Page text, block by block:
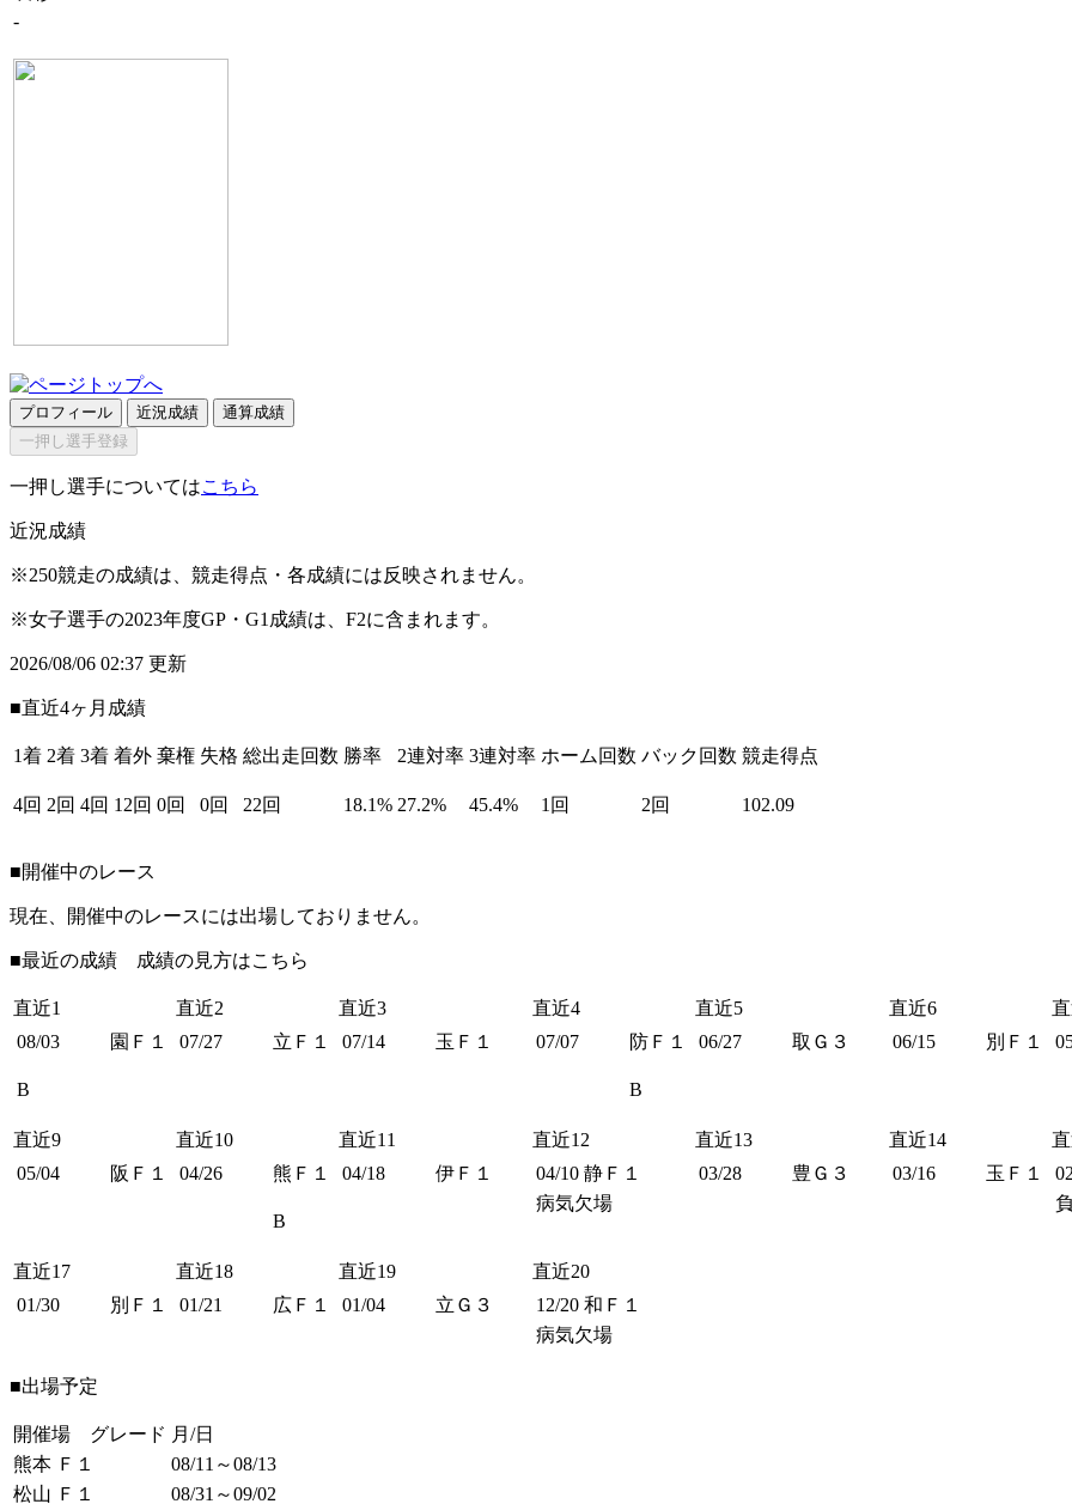
-
プロフィール 近況成績
通算成績
一押し選手登録
一押し選手についてはこちら
近況成績
※250競走の成績は、競走得点・各成績には反映されません。
※女子選手の2023年度GP・G1成績は、F2に含まれます。
2026/08/06 02:37 更新
■直近4ヶ月成績
1着 2着 3着 着外 棄権 失格 総出走回数 勝率 2連対率 3連対率 ホーム回数 バック回数 競走得点
4回 2回 4回 12回 0回 0回 22回 18.1% 27.2% 45.4% 1回 2回 102.09
■開催中のレース
現在、開催中のレースには出場しておりません。
■最近の成績 成績の見方はこちら
直近1 直近2 直近3 直近4 直近5 直近6
08/03
園Ｆ１
B
07/27 立Ｆ１ 07/14 玉Ｆ１ 07/07 防Ｆ１
B
06/27 取Ｇ３ 06/15 別Ｆ１
直近9 直近10 直近11 直近12 直近13 直近14
05/04
阪Ｆ１ 04/26 熊Ｆ１
B
04/18 伊Ｆ１ 04/10 静Ｆ１
病気欠場
03/28 豊Ｇ３ 03/16 玉Ｆ１
直近17 直近18 直近19
直近20
01/30
別Ｆ１ 01/21 広Ｆ１ 01/04 立Ｇ３ 12/20 和Ｆ１
病気欠場
■出場予定
開催場 グレード 月/日
熊本 Ｆ１
08/11～08/13
松山 Ｆ１
08/31～09/02